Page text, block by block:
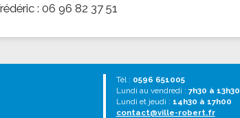
: 06 96 82 37 51
Tél : 0596 651005
Lundi au vendredi : 7h30 à 13h30
Lundi et jeudi : 14h30 à 17h00
contact@ville-robert.fr